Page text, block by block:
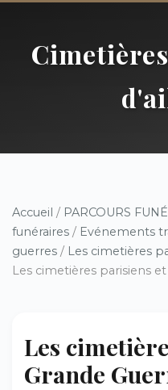
Accueil / PARCOURS
funéraires / Evénements
guerres / Les cimetières
Les cimetières parisiens
Les
Grande